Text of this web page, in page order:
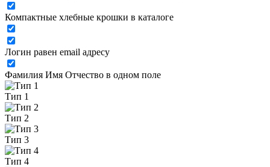
Компактные хлебные крошки в каталоге
Логин равен email адресу
Фамилия Имя Отчество в одном поле
Тип 1
Тип 2
Тип 3
Тип 4